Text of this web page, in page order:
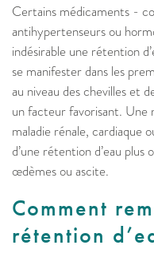
Certains médicaments -
antihypertenseurs ou
indésirable une rétention
se manifester dans les
au niveau des chevilles et
un facteur favorisant. Une
maladie rénale, cardiaque
d’une rétention d’eau
œdèmes ou ascite.
Comment
rétention